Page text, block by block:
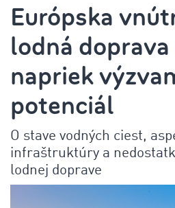
Európska
lodná doprava
napriek
potenciál
O stave vodných ciest,
infraštruktúry a
lodnej doprave